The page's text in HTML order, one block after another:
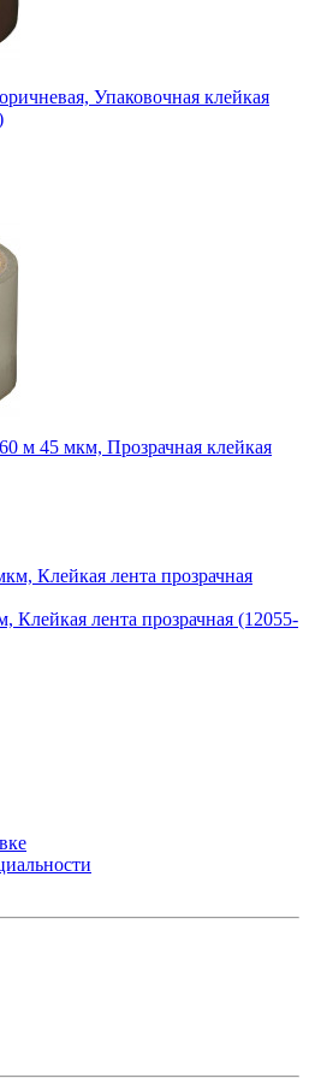
Упаковочная клейкая
м 45 мкм, Прозрачная клейкая
лента прозрачная (12055-